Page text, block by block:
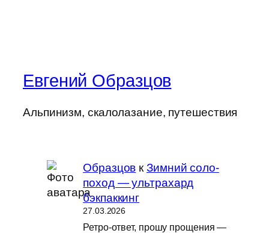
Евгений Образцов
Альпинизм, скалолазание, путешествия
Образцов кЗимний соло-
поход — ультрахард
бэкпаккинг
27.03.2026
Ретро-ответ, прошу прощения —